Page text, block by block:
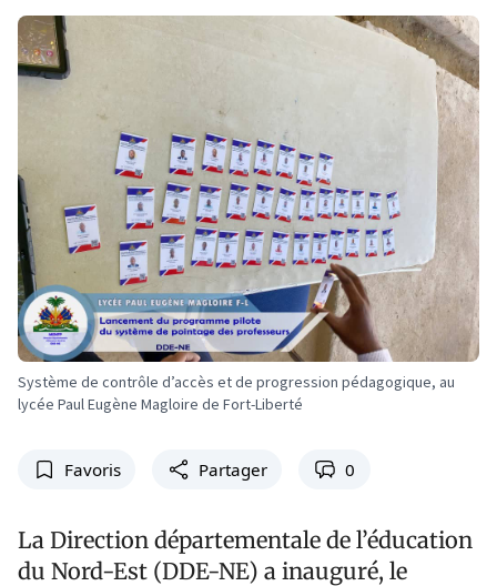
Système de contrôle d’accès et de progression pédagogique, au
lycée Paul Eugène Magloire de Fort-Liberté
Favoris Partager 0
La Direction départementale de l’éducation
du Nord-Est (DDE-NE) a inauguré, le